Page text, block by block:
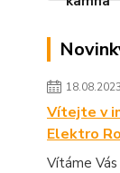
18.08.2023
Vítejte v
Elektro
Vítáme